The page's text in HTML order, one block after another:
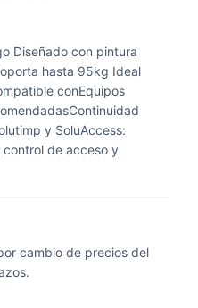
Diseñado con pintura
hasta 95kg Ideal
conEquipos
y SoluAccess:
de acceso y
cambio de precios del